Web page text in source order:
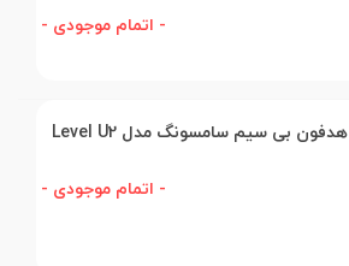
- اتمام موجودی -
هدفون بی سیم سامسونگ مدل Level U2
- اتمام موجودی -